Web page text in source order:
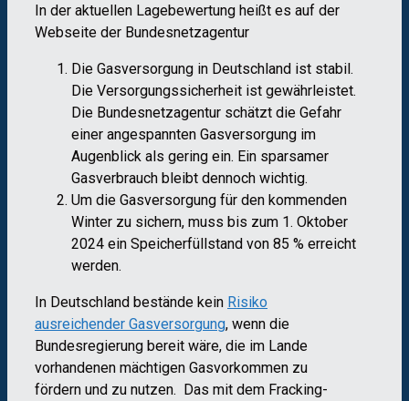
In der aktuellen Lagebewertung heißt es auf der
Webseite der Bundesnetzagentur
Die Gasversorgung in Deutschland ist stabil.
Die Versorgungssicherheit ist gewährleistet.
Die Bundesnetzagentur schätzt die Gefahr
einer angespannten Gasversorgung im
Augenblick als gering ein. Ein sparsamer
Gasverbrauch bleibt dennoch wichtig.
Um die Gasversorgung für den kommenden
Winter zu sichern, muss bis zum 1. Oktober
2024 ein Speicherfüllstand von 85 % erreicht
werden.
In Deutschland bestände kein Risiko
ausreichender Gasversorgung, wenn die
Bundesregierung bereit wäre, die im Lande
vorhandenen mächtigen Gasvorkommen zu
fördern und zu nutzen. Das mit dem Fracking-